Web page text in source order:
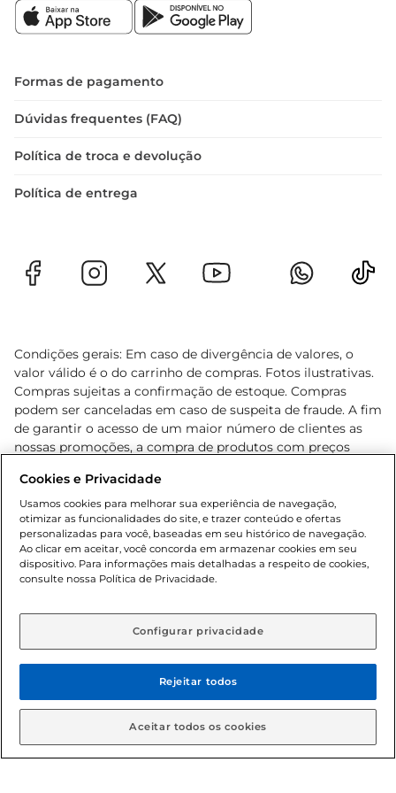
Experimente o Pão Limiar Forma 400g e
descubra como ele pode transformar suas
Formas de pagamento
Dúvidas frequentes (FAQ)
Política de troca e devolução
Política de entrega
Condições gerais: Em caso de divergência de valores, o
valor válido é o do carrinho de compras. Fotos ilustrativas.
Compras sujeitas a confirmação de estoque. Compras
podem ser canceladas em caso de suspeita de fraude. A fim
de garantir o acesso de um maior número de clientes as
nossas promoções, a compra de produtos com preços
cliente. Os preços, ofertas e condições são exclusivos para
o e-commerce e válidos durante o dia de hoje, podendo
sofrer alterações sem prévia notificação. Proibida a venda
de bebidas alcoólicas para menores de 18 anos, conforme
Lei n.º 8069/90, art. 81, inciso II (Estatuto da Criança e do
Adolescente). Preços e condições exclusivos para o
aviso prévio. O valor mínimo para as compras on-line é de
© 2026 Copyright. Todos os direitos
reservados Gbarbosa.
Cookies e Privacidade
Usamos cookies para melhorar sua experiência de navegação,
otimizar as funcionalidades do site, e trazer conteúdo e ofertas
personalizadas para você, baseadas em seu histórico de navegação.
Ao clicar em aceitar, você concorda em armazenar cookies em seu
dispositivo. Para informações mais detalhadas a respeito de cookies,
consulte nossa Política de Privacidade.
Configurar privacidade
Rejeitar todos
Aceitar todos os cookies